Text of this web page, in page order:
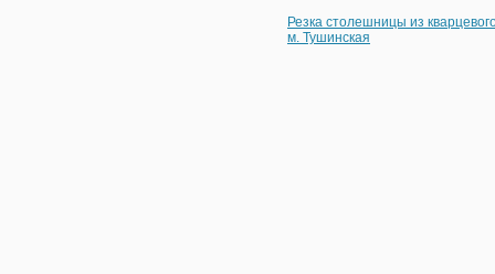
Резка столешницы из
м. Тушинская